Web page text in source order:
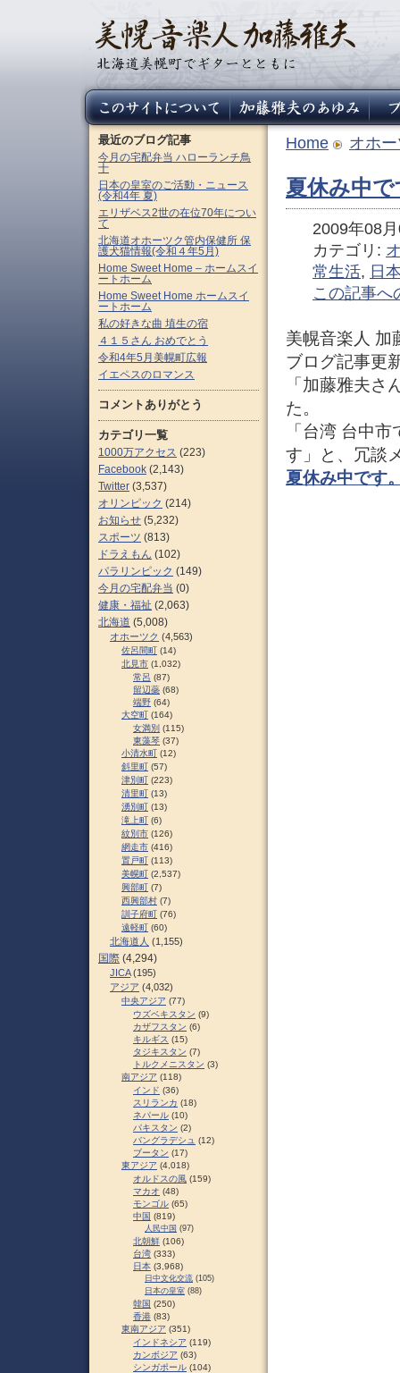
Home オホ
夏休み中
2009年08
カテゴリ:
常生活, 日
この記事へ
美幌音楽人 加
ブログ記事更
「加藤雅夫
た。
「台湾 台中
す」と、冗談
夏休み中です
最近のブログ記事
今月の宅配弁当 ハローランチ鳥
十
日本の皇室のご活動・ニュース
(令和4年 夏)
エリザベス2世の在位70年につい
て
北海道オホーツク管内保健所 保
護犬猫情報(令和４年5月)
Home Sweet Home – ホームスイ
ートホーム
Home Sweet Home ホームスイ
ートホーム
私の好きな曲 埴生の宿
４１５さん おめでとう
令和4年5月美幌町広報
イエペスのロマンス
コメントありがとう
カテゴリ一覧
1000万アクセス (223)
Facebook (2,143)
Twitter (3,537)
オリンピック (214)
お知らせ (5,232)
スポーツ (813)
ドラえもん (102)
パラリンピック (149)
今月の宅配弁当 (0)
健康・福祉 (2,063)
北海道 (5,008)
オホーツク (4,563)
佐呂間町 (14)
北見市 (1,032)
常呂 (87)
留辺蘂 (68)
端野 (64)
大空町 (164)
女満別 (115)
東藻琴 (37)
小清水町 (12)
斜里町 (57)
津別町 (223)
清里町 (13)
湧別町 (13)
滝上町 (6)
紋別市 (126)
網走市 (416)
置戸町 (113)
美幌町 (2,537)
興部町 (7)
西興部村 (7)
訓子府町 (76)
遠軽町 (60)
北海道人 (1,155)
国際 (4,294)
JICA(195)
アジア (4,032)
中央アジア (77)
ウズベキスタン (9)
カザフスタン (6)
キルギス (15)
タジキスタン (7)
トルクメニスタン (3)
南アジア (118)
インド (36)
スリランカ (18)
ネパール (10)
パキスタン (2)
バングラデシュ (12)
ブータン (17)
東アジア (4,018)
オルドスの風 (159)
マカオ (48)
モンゴル (65)
中国 (819)
人民中国 (97)
北朝鮮 (106)
台湾 (333)
日本 (3,968)
日中文化交流 (105)
日本の皇室 (88)
韓国 (250)
香港 (83)
東南アジア (351)
インドネシア (119)
カンボジア (63)
シンガポール (104)